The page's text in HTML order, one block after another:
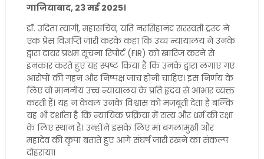
गाजियाबाद, 23 मई 2025।
डॉ. उदिता त्यागी, महासचिव, यति नरसिंहानंद सरस्वती ट्रस्ट ने
एक प्रेस विज्ञप्ति जारी करके कहा कि उच्च न्यायालय ने उनके
द्वारा दायर प्रथम सूचना रिपोर्ट (FIR) को खारिज करने से
इनकार करते हुए यह स्पष्ट किया है कि उनके द्वारा लगाए गए
आरोपों की गहन और निष्पक्ष जांच होनी चाहिए। इस निर्णय के
लिए वो माननीय उच्च न्यायालय के प्रति हृदय से आभार व्यक्त
करती हैं। यह न केवल उनके विश्वास को मजबूती देता है बल्कि
यह भी दर्शाता है कि न्यायिक प्रक्रिया में सत्य और धर्म की रक्षा
के लिए स्थान है। उन्होंने इसके लिए मां बगलामुखी और
महादेव की कृपा बताते हुए आगे संघर्ष जारी रखने का संकल्प
दोहराया।